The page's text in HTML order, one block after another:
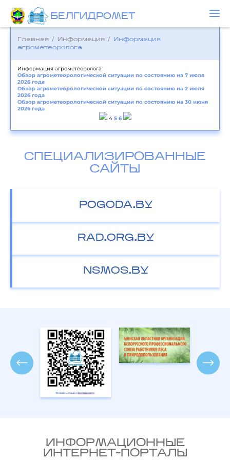
БЕЛГИДРОМЕТ
Главная / Информация /
Информация
агрометеоролога
Информация агрометеоролога
Обзор агрометеорологической ситуации по состоянию на 7 июля
2026 года
Обзор агрометеорологической ситуации по состоянию на 2 июля
2026 года
Обзор агрометеорологической ситуации по состоянию на 30 июня
2026 года
4 5 6
СПЕЦИАЛИЗИРОВАННЫЕ
САЙТЫ
POGODA.BY
RAD.ORG.BY
NSMOS.BY
ИНФОРМАЦИОННЫЕ
ИНТЕРНЕТ-ПОРТАЛЫ